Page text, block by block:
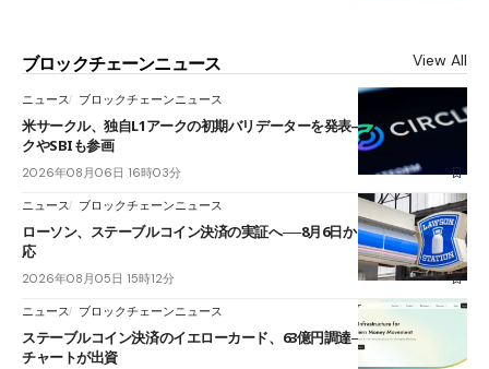
ブロックチェーンニュース View All
ニュース ブロックチェーンニュース
米サークル、独自L1アークの初期バリデーターを発表――ブラックロッ
クやSBIも参画
2026年08月06日 16時03分
ニュース ブロックチェーンニュース
ローソン、ステーブルコイン決済の実証へ──8月6日からJPYCやUSDC対
応
2026年08月05日 15時12分
ニュース ブロックチェーンニュース
ステーブルコイン決済のイエローカード、63億円調達──ソニーやスタン
チャートが出資